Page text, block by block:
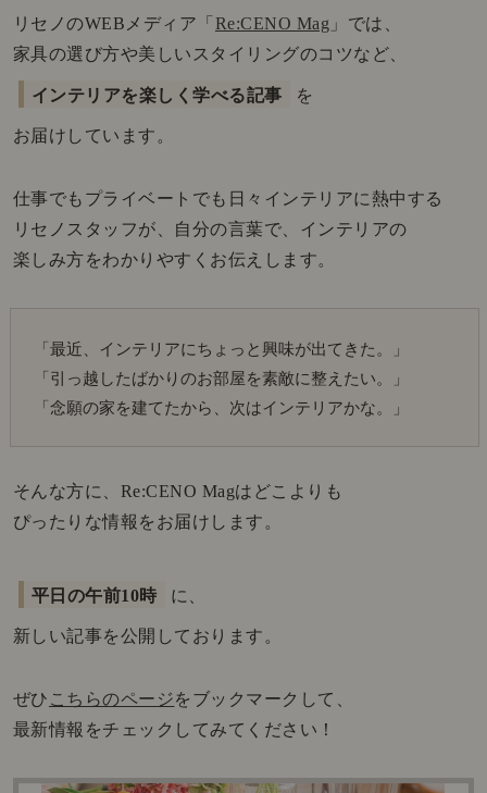
リセノのWEBメディア「 Re:CENO Mag 」では、
家具の選び方や美しいスタイリングのコツなど、
インテリアを楽しく学べる記事 を
お届けしています。
仕事でもプライベートでも日々インテリアに熱中する
リセノスタッフが、自分の言葉で、インテリアの
楽しみ方をわかりやすくお伝えします。
「最近、インテリアにちょっと興味が出てきた。」
「引っ越したばかりのお部屋を素敵に整えたい。」
「念願の家を建てたから、次はインテリアかな。」
そんな方に、Re:CENO Magはどこよりも
ぴったりな情報をお届けします。
平日の午前10時 に、
新しい記事を公開しております。
ぜひ こちらのページをブックマークして、
最新情報をチェックしてみてください！